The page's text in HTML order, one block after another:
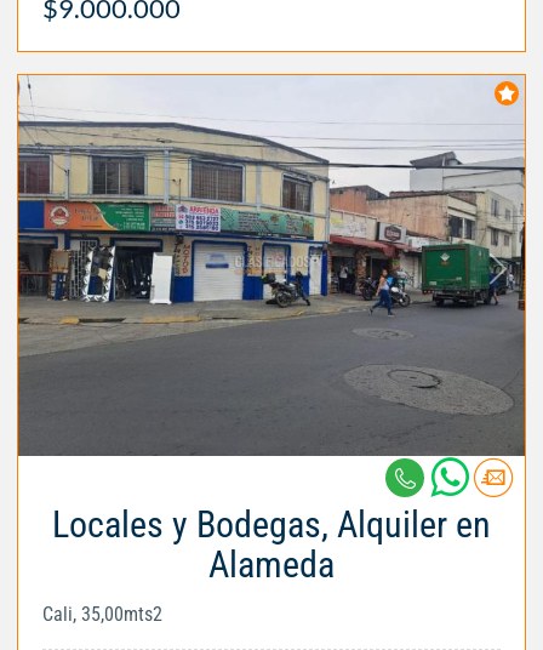
$9.000.000
Locales y Bodegas, Alquiler en
Alameda
Cali, 35,00mts2